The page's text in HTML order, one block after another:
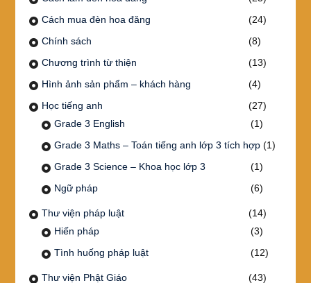
Cách mua đèn hoa đăng
(24)
Chính sách
(8)
Chương trình từ thiện
(13)
Hình ảnh sản phẩm – khách hàng
(4)
Học tiếng anh
(27)
Grade 3 English
(1)
Grade 3 Maths – Toán tiếng anh lớp 3 tích hợp(1)
Grade 3 Science – Khoa học lớp 3
(1)
Ngữ pháp
(6)
Thư viện pháp luật
(14)
Hiến pháp
(3)
Tình huống pháp luật
(12)
Thư viện Phật Giáo
(43)